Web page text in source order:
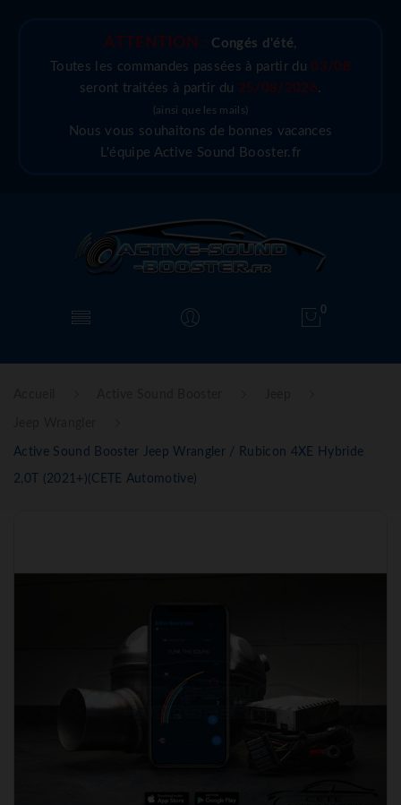
ATTENTION : Congés d'été,
Toutes les commandes passées à partir du 03/08
seront traitées à partir du 25/08/2026.
(ainsi que les mails)
Nous vous souhaitons de bonnes vacances
L'équipe Active Sound Booster.fr
0
Active Sound Booster Jeep Wrangler / Rubicon 4XE Hybride
2,0T (2021+)(CETE Automotive)